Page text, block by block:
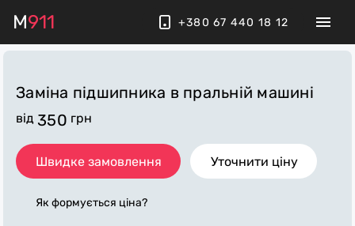
M911 +380 67 440 18 12
Заміна підшипника в пральній машині
від 350 грн
Швидке замовлення Уточнити ціну
Як формується ціна?